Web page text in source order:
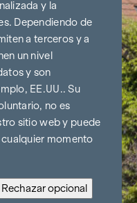
y la
Dependiendo de
a terceros y a
un nivel
y son
EE.UU.. Su
no es
sitio web y puede
momento
Rechazar opcional